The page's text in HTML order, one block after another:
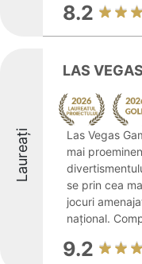
8.2
Laureați
LAS
Las Vegas
mai
se prin cea
jocuri
național.
9.2